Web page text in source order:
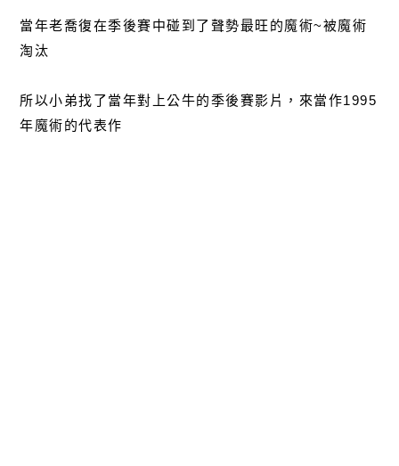
當年老喬復在季後賽中碰到了聲勢最旺的魔術~被魔術
淘汰
所以小弟找了當年對上公牛的季後賽影片，來當作1995
年魔術的代表作